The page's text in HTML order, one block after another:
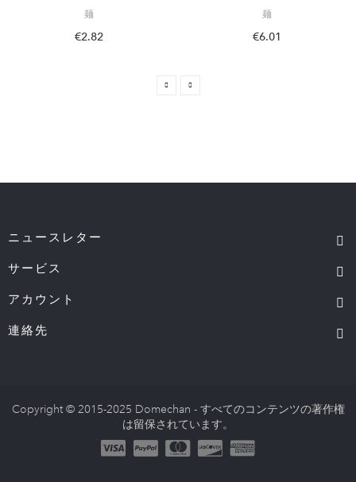
麺
€2.82
麺
€6.01
ニュースレター
サービス
アカウント
連絡先
Copyright © 2015-2025 Domechan - すべてのコンテンツの著作権
は留保されています。